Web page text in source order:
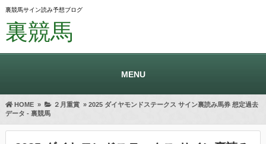
裏競馬サイン読み予想ブログ
裏競馬
MENU
HOME» ２月重賞» 2025 ダイヤモンドステークス サイン裏読み馬券 想定過去
データ - 裏競馬